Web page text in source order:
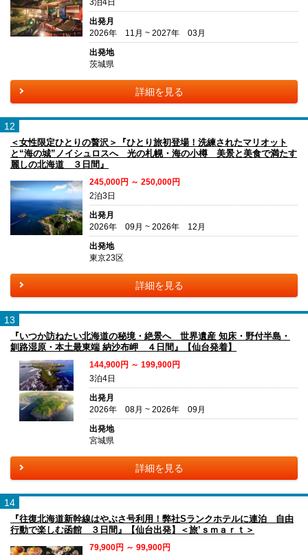
3泊4日
出発月
2026年 11月 ~ 2027年 03月
出発地
茨城県
詳細を見る
12
＜女性限定ひとりの贅沢＞『ひとり旅初登場！洗練されたマリオット
と“海の城”ノイシュロスへ 光の札幌・海の小樽 美景と美食で満たす
麗しの北海道 ３日間』
245,000円 ～ 250,000円
2泊3日
出発月
2026年 09月 ~ 2026年 12月
出発地
東京23区
詳細を見る
13
『いつか訪ねたい北海道の秘境・絶景へ 世界遺産 知床・野付半島・
釧路湿原・本土最東端 納沙布岬 ４日間』【仙台発着】
144,900円 ～ 199,900円
3泊4日
出発月
2026年 08月 ~ 2026年 09月
出発地
宮城県
詳細を見る
14
『往復北海道新幹線はやぶさ号利用！弊社Sランクホテルに連泊 自由
行動で楽しむ函館 ３日間』【仙台出発】＜旅’ｓｍａｒｔ＞
79,900円 ～ 99,900円